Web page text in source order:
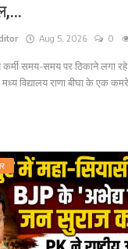
Aug 5, 2026 0
कर्मी समय-समय पर ठिकाने लगा
विद्यालय राणा बीघा के एक कमरे